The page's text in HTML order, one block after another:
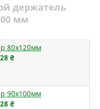
держатель
мм
80х120мм
₴
90х100мм
₴